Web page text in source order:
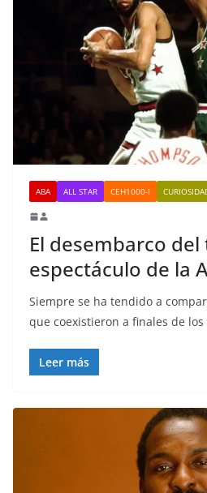
ABA ALL STAR CEH1000-I
El desembarco
espectáculo de la
Siempre se ha tendido a
que coexistieron a finales de los
Leer más